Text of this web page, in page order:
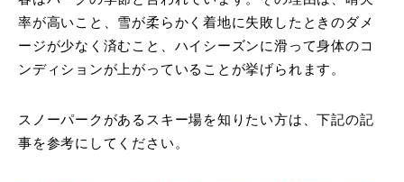
率が高いこと、雪が柔らかく着地に失敗したときのダメ
ージが少なく済むこと、ハイシーズンに滑って身体のコ
ンディションが上がっていることが挙げられます。
スノーパークがあるスキー場を知りたい方は、下記の記
事を参考にしてください。